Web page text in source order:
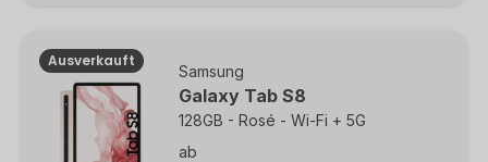
Ausverkauft
Samsung
Galaxy Tab S8
128GB - Rosé - Wi-Fi + 5G
ab